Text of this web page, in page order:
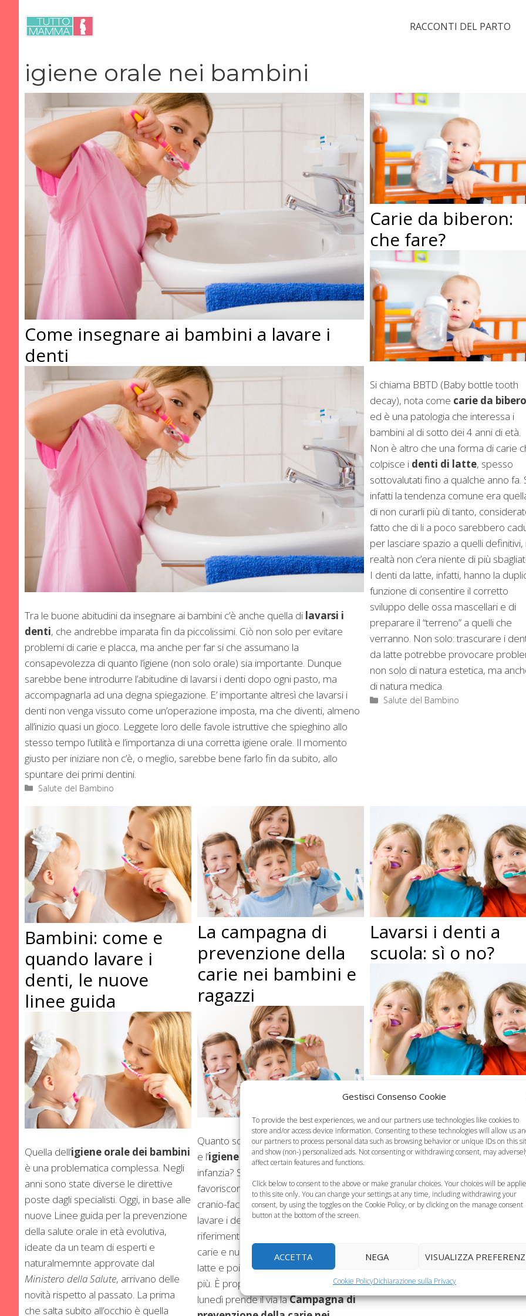
Gestisci Consenso Cookie
To provide the best experiences, we and our partners use technologies like cookies to
store and/or access device information. Consenting to these technologies will allow us
our partners to process personal data such as browsing behavior or unique IDs on this
and show (non-) personalized ads. Not consenting or withdrawing consent, may
affect certain features and functions.
Click below to consent to the above or make granular choices. Your choices will be
to this site only. You can change your settings at any time, including withdrawing your
consent, by using the toggles on the Cookie Policy, or by clicking on the manage consent
button at the bottom of the screen.
ACCETTA NEGA VISUALIZZA
Cookie PolicyDichiarazione sulla Privacy
contenuto
RACCONTI DEL PARTO
igiene orale nei bambini
Come insegnare ai bambini a lavare i
denti
Tra le buone abitudini da insegnare ai bambini c’è anche quella di lavarsi i
denti, che andrebbe imparata fin da piccolissimi. Ciò non solo per evitare
problemi di carie e placca, ma anche per far si che assumano la
consapevolezza di quanto l’igiene (non solo orale) sia importante. Dunque
sarebbe bene introdurre l’abitudine di lavarsi i denti dopo ogni pasto, ma
accompagnarla ad una degna spiegazione. E’ importante altresì che lavarsi i
denti non venga vissuto come un’operazione imposta, ma che diventi, almeno
all’inizio quasi un gioco. Leggete loro delle favole istruttive che spieghino allo
stesso tempo l’utilità e l’importanza di una corretta igiene orale. Il momento
giusto per iniziare non c’è, o meglio, sarebbe bene farlo fin da subito, allo
spuntare dei primi dentini.
Categorie
Salute del Bambino
Carie da biberon:
che fare?
Si chiama BBTD (Baby bottle tooth
decay), nota come carie da
ed è una patologia che interessa i
bambini al di sotto dei 4 anni di età.
Non è altro che una forma di carie
colpisce i denti di latte, spesso
sottovalutati fino a qualche anno fa.
infatti la tendenza comune era
di non curarli più di tanto,
fatto che di li a poco sarebbero
per lasciare spazio a quelli definitivi,
realtà non c’era niente di più
I denti da latte, infatti, hanno la
funzione di consentire il corretto
sviluppo delle ossa mascellari e di
preparare il “terreno” a quelli che
verranno. Non solo: trascurare i
da latte potrebbe provocare
non solo di natura estetica, ma
di natura medica.
Categorie
Salute del Bambino
Bambini: come e
quando lavare i
denti, le nuove
linee guida
Quella dell’igiene orale dei bambini
è una problematica complessa. Negli
anni sono state diverse le direttive
poste dagli specialisti. Oggi, in base alle
nuove Linee guida per la prevenzione
della salute orale in età evolutiva,
ideate da un team di esperti e
naturalmemnte approvate dal
Ministero della Salute, arrivano delle
novità rispetto al passato. La prima
che salta subito all’occhio è quella
La campagna di
prevenzione della
carie nei bambini e
ragazzi
Quanto sono importanti la curadenti
e l’igiene oralefin dalla prima
infanzia? Sono fondamentali e
favoriscono un corretto sviluppo
cranio-facciale. Quando si pensa a
lavare i dentini è immediato far
riferimento alla prevenzione dalle
carie e nulla più, ma dietro ai denti da
latte e poi a quelli definitivi c’è molto di
più. È proprio per questo motivo che
lunedì prende il via laCampagna di
Lavarsi i denti a
scuola: sì o no?
Insegnare ai propri bambini una
corretta
igiene orale
non è sempre
semplice: se alcuni di loro accettano
buon grado l’impegno dilavarsi i
come un gioco, altri sono
restii.
Categorie
Salute del Bambino